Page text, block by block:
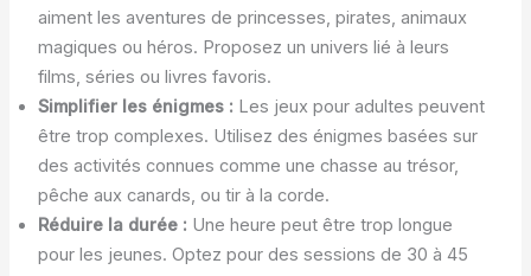
aiment les aventures de princesses, pirates, animaux
magiques ou héros. Proposez un univers lié à leurs
films, séries ou livres favoris.
Simplifier les énigmes : Les jeux pour adultes peuvent
être trop complexes. Utilisez des énigmes basées sur
des activités connues comme une chasse au trésor,
pêche aux canards, ou tir à la corde.
Réduire la durée : Une heure peut être trop longue
pour les jeunes. Optez pour des sessions de 30 à 45